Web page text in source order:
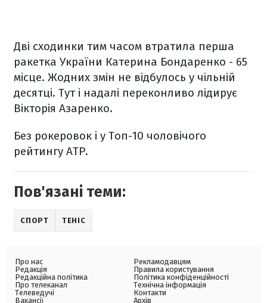
Дві сходинки тим часом втратила перша
ракетка України Катерина Бондаренко - 65
місце. Жодних змін не відбулось у чільній
десятці. Тут і надалі переконливо лідирує
Вікторія Азаренко.
Без рокеровок і у Топ-10 чоловічого
рейтингу ATP.
Пов'язані теми:
СПОРТ ТЕНІС
Про нас
Редакція
Редакційна політика
Про телеканал
Телеведучі
Вакансії
Рекламодавцям
Правила користування
Політика конфіденційності
Технічна інформація
Контакти
Архів